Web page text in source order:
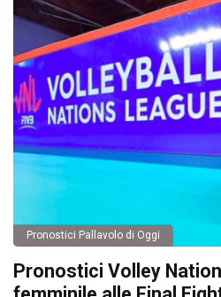
Pronostici Pallavolo di Oggi
Pronostici Volley